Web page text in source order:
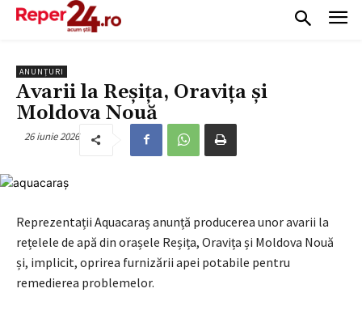
ANUNȚURI
Avarii la Reșița, Oravița și
Moldova Nouă
26 iunie 2026
Reprezentații Aquacaraș anunță producerea unor avarii la
rețelele de apă din orașele Reșița, Oravița și Moldova Nouă
și, implicit, oprirea furnizării apei potabile pentru
remedierea problemelor.